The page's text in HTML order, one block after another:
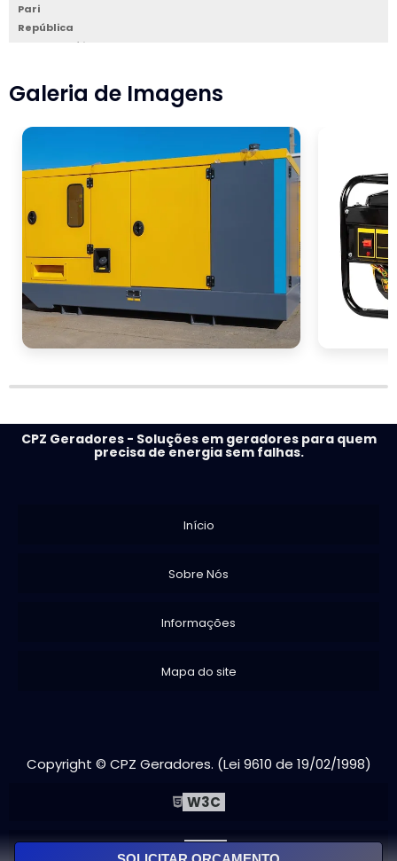
Pari
República
Santa Cecília
Sé
Vila Buarque
Galeria de Imagens
CPZ Geradores - Soluções em geradores para quem
precisa de energia sem falhas.
Início
Sobre Nós
Informações
Mapa do site
Copyright © CPZ Geradores. (Lei 9610 de 19/02/1998)
W3C
W3C